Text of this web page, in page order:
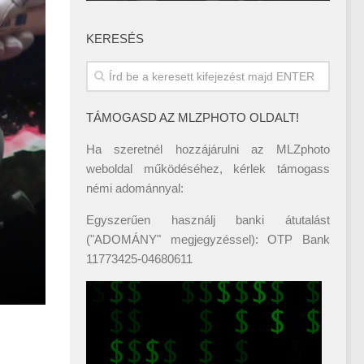
KERESÉS
TÁMOGASD AZ MLZPHOTO OLDALT!
Ha szeretnél hozzájárulni az MLZphoto
weboldal működéséhez, kérlek támogass
némi adománnyal:
Egyszerűen használj banki átutalást
("ADOMÁNY" megjegyzéssel): OTP Bank
11773425-04680611